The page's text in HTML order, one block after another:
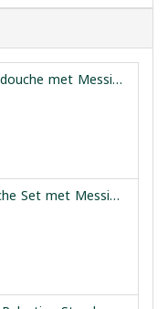
RVS Toilet Handdouche met Messing Kern Vesta
Toilet Handdouche Set met Messing Kern en Dubbele Kraan Vesta